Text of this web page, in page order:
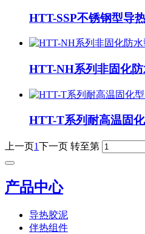
HTT-SSP不锈钢型导
HTT-NH系列非固化
HTT-T系列耐高温固
上一页1下一页 转至第
产品中心
导热胶泥
伴热组件